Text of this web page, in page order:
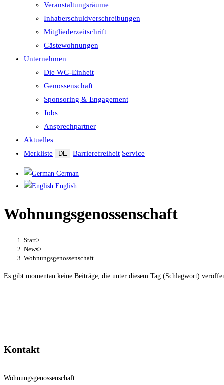
Veranstaltungsräume
Inhaberschuld­verschreibungen
Mitgliederzeitschrift
Gästewohnungen
Unternehmen
Die WG-Einheit
Genossenschaft
Sponsoring & Engagement
Jobs
Ansprechpartner
Aktuelles
Merkliste
DE Barrierefreiheit Service
German
English
Wohnungsgenossenschaft
Start>
News>
Wohnungsgenossenschaft
Es gibt momentan keine Beiträge, die unter diesem Tag (Schlagwort)
Kontakt
Wohnungsgenossenschaft